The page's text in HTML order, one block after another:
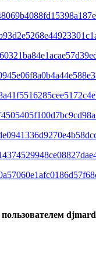
пользователем djmard